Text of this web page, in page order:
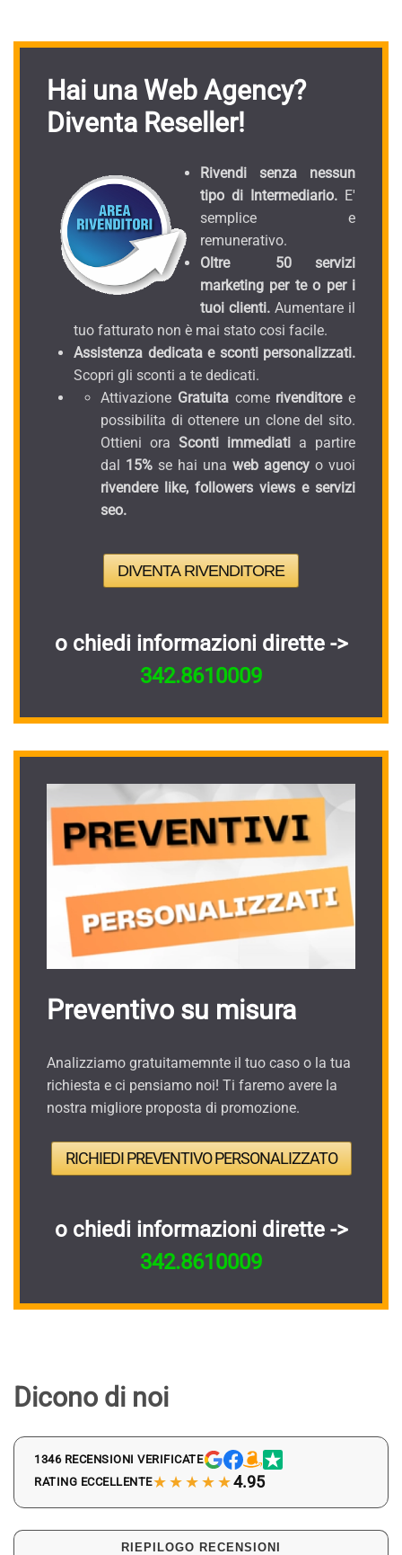
Hai una Web Agency?
Diventa Reseller!
Rivendi senza nessun
tipo di Intermediario. E'
semplice e
remunerativo.
Oltre 50 servizi
marketing per te o per i
tuoi clienti. Aumentare il
tuo fatturato non è mai stato cosi facile.
Assistenza dedicata e sconti personalizzati.
Scopri gli sconti a te dedicati.
Attivazione Gratuitacomerivenditoree
possibilita di ottenere un clone del sito.
Ottieni ora Sconti immediati a partire
dal 15% se hai una web agency o vuoi
rivendere like, followers views e servizi
seo.
DIVENTA RIVENDITORE
o chiedi informazioni dirette ->
342.8610009
Preventivo su misura
Analizziamo gratuitamemnte il tuo caso o la tua
richiesta e ci pensiamo noi! Ti faremo avere la
nostra migliore proposta di promozione.
RICHIEDI PREVENTIVO PERSONALIZZATO
o chiedi informazioni dirette ->
342.8610009
Dicono di noi
1346 RECENSIONI VERIFICATE
RATING ECCELLENTE★★★★★4.95
RIEPILOGO RECENSIONI